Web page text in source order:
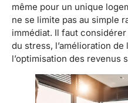
même pour un unique
ne se limite pas au simple
immédiat. Il faut
du stress, l’amélioration
l’optimisation des revenus